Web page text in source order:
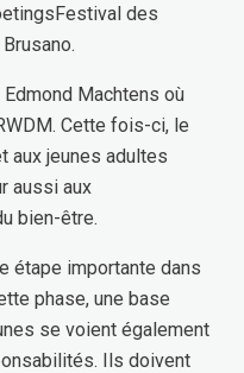
des
Machtens où
Cette fois-ci, le
aux jeunes adultes
aussi aux
bien-être.
étape importante dans
phase, une base
se voient également
Ils doivent